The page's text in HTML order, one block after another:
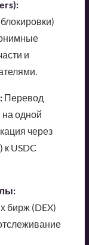
и
Перевод
на одной
через
к USDC
бирж (DEX)